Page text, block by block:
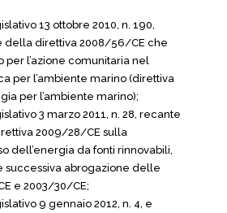
13 ottobre 2010, n. 190,
della direttiva 2008/56/CE che
per l’azione comunitaria nel
per l’ambiente marino (direttiva
per l’ambiente marino);
3 marzo 2011, n. 28, recante
2009/28/CE sulla
dell’energia da fonti rinnovabili,
successiva abrogazione delle
e 2003/30/CE;
9 gennaio 2012, n. 4, e